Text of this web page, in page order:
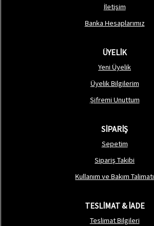
İletişim
Banka Hesaplarımız
ÜYELİK
Yeni Üyelik
Üyelik Bilgilerim
Şifremi Unuttum
SİPARİŞ
Sepetim
Sipariş Takibi
Kullanım ve Bakım Talimatı
TESLİMAT & İADE
Teslimat Bilgileri